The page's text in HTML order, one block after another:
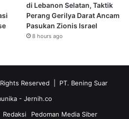
di Lebanon Selatan, Taktik
Perang Gerilya Darat Ancam
Pasukan Zionis Israel
8 hours ago
Reserved | PT. Bening Suar
- Jernih.co
Redaksi Pedoman Media Siber